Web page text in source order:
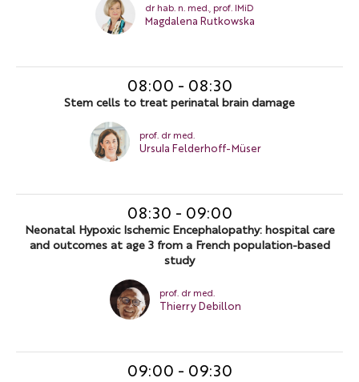
dr hab. n. med., prof. IMiD
Magdalena Rutkowska
08:00 - 08:30
Stem cells to treat perinatal brain damage
prof. dr med.
Ursula Felderhoff-Müser
08:30 - 09:00
Neonatal Hypoxic Ischemic Encephalopathy: hospital care
and outcomes at age 3 from a French population-based
study
prof. dr med.
Thierry Debillon
09:00 - 09:30